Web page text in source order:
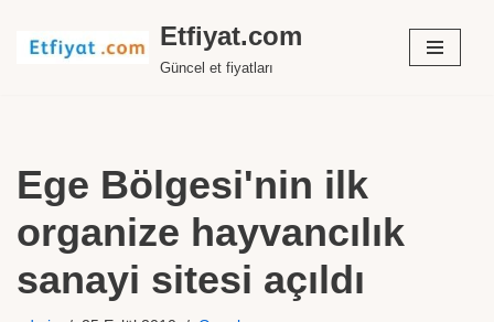
İçeriğe
Etfiyat.com
Güncel et fiyatları
Ege Bölgesi'nin ilk
organize hayvancılık
sanayi sitesi açıldı